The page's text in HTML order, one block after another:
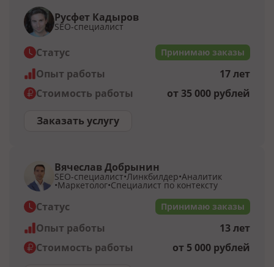
Русфет Кадыров
SEO-специалист
Статус Принимаю заказы
Опыт работы
17 лет
Стоимость работы
от 35 000 рублей
Заказать услугу
Вячеслав Добрынин
SEO-специалист Линкбилдер Аналитик
Маркетолог Специалист по контексту
Статус Принимаю заказы
Опыт работы
13 лет
Стоимость работы
от 5 000 рублей